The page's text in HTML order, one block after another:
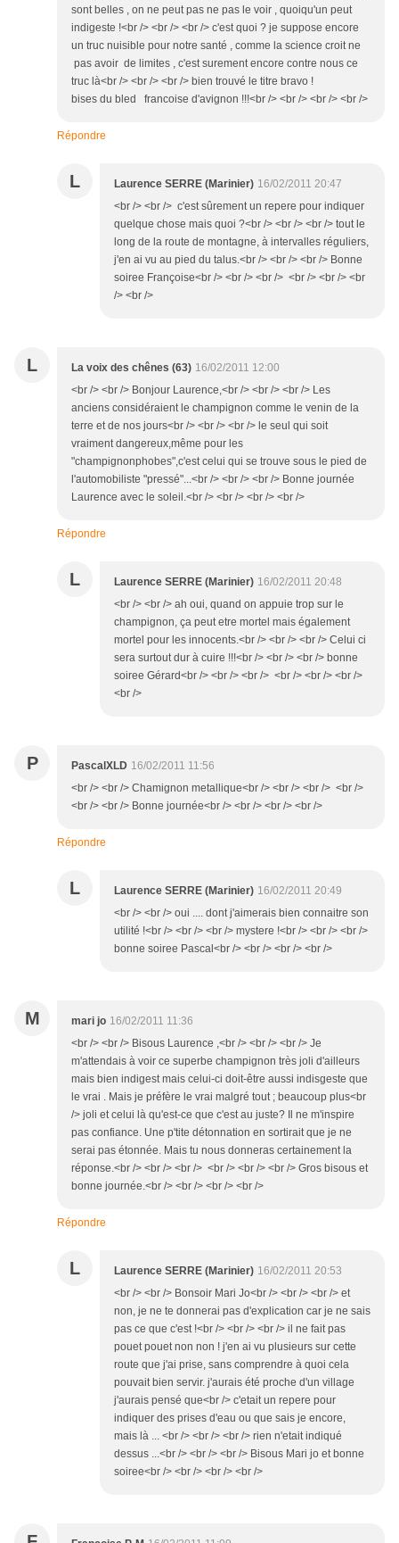
sont belles , on ne peut pas ne pas le voir , quoiqu'un peut
indigeste !<br /> <br /> <br /> c'est quoi ? je suppose encore
un truc nuisible pour notre santé , comme la science croit ne
pas avoir de limites , c'est surement encore contre nous ce
truc là<br /> <br /> <br /> bien trouvé le titre bravo !
bises du bled francoise d'avignon !!!<br /> <br /> <br /> <br />
Répondre
L Laurence SERRE (Marinier) 16/02/2011 20:47
<br /> <br /> c'est sûrement un repere pour indiquer
quelque chose mais quoi ?<br /> <br /> <br /> tout le
long de la route de montagne, à intervalles réguliers,
j'en ai vu au pied du talus.<br /> <br /> <br /> Bonne
soiree Françoise<br /> <br /> <br /> <br /> <br /> <br
/> <br />
L La voix des chênes (63) 16/02/2011 12:00
<br /> <br /> Bonjour Laurence,<br /> <br /> <br /> Les
anciens considéraient le champignon comme le venin de la
terre et de nos jours<br /> <br /> <br /> le seul qui soit
vraiment dangereux,même pour les
"champignonphobes",c'est celui qui se trouve sous le pied de
l'automobiliste "pressé"...<br /> <br /> <br /> Bonne journée
Laurence avec le soleil.<br /> <br /> <br /> <br />
Répondre
L Laurence SERRE (Marinier) 16/02/2011 20:48
<br /> <br /> ah oui, quand on appuie trop sur le
champignon, ça peut etre mortel mais également
mortel pour les innocents.<br /> <br /> <br /> Celui ci
sera surtout dur à cuire !!!<br /> <br /> <br /> bonne
soiree Gérard<br /> <br /> <br /> <br /> <br /> <br />
<br />
P PascalXLD 16/02/2011 11:56
<br /> <br /> Chamignon metallique<br /> <br /> <br /> <br />
<br /> <br /> Bonne journée<br /> <br /> <br /> <br />
Répondre
L Laurence SERRE (Marinier) 16/02/2011 20:49
<br /> <br /> oui .... dont j'aimerais bien connaitre son
utilité !<br /> <br /> <br /> mystere !<br /> <br /> <br />
bonne soiree Pascal<br /> <br /> <br /> <br />
M mari jo 16/02/2011 11:36
<br /> <br /> Bisous Laurence ,<br /> <br /> <br /> Je
m'attendais à voir ce superbe champignon très joli d'ailleurs
mais bien indigest mais celui-ci doit-être aussi indisgeste que
le vrai . Mais je préfère le vrai malgré tout ; beaucoup plus<br
/> joli et celui là qu'est-ce que c'est au juste? Il ne m'inspire
pas confiance. Une p'tite détonnation en sortirait que je ne
serai pas étonnée. Mais tu nous donneras certainement la
réponse.<br /> <br /> <br /> <br /> <br /> <br /> Gros bisous et
bonne journée.<br /> <br /> <br /> <br />
Répondre
L Laurence SERRE (Marinier) 16/02/2011 20:53
<br /> <br /> Bonsoir Mari Jo<br /> <br /> <br /> et
non, je ne te donnerai pas d'explication car je ne sais
pas ce que c'est !<br /> <br /> <br /> il ne fait pas
pouet pouet non non ! j'en ai vu plusieurs sur cette
route que j'ai prise, sans comprendre à quoi cela
pouvait bien servir. j'aurais été proche d'un village
j'aurais pensé que<br /> c'etait un repere pour
indiquer des prises d'eau ou que sais je encore,
mais là ... <br /> <br /> <br /> rien n'etait indiqué
dessus ...<br /> <br /> <br /> Bisous Mari jo et bonne
soiree<br /> <br /> <br /> <br />